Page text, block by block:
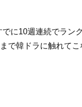
に10週連続でラ
で韓ドラに触れて